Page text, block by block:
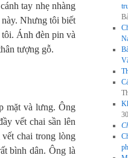
tay nhẹ nhàng
Nhưng tôi biết
Ánh đèn pin và
tượng gỗ.
mặt và lưng. Ông
vết chai sần lên
chai trong lòng
bình dân. Ông là